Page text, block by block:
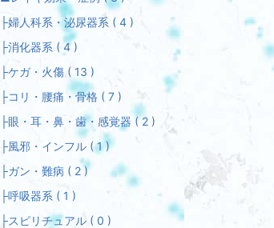
├婦人科系・泌尿器系 ( 4 )
├消化器系 ( 4 )
├ケガ・火傷 ( 13 )
├コリ・腰痛・骨格 ( 7 )
├眼・耳・鼻・歯・感覚器 ( 2 )
├風邪・インフル ( 1 )
├ガン・難病 ( 2 )
├呼吸器系 ( 1 )
├スピリチュアル ( 0 )